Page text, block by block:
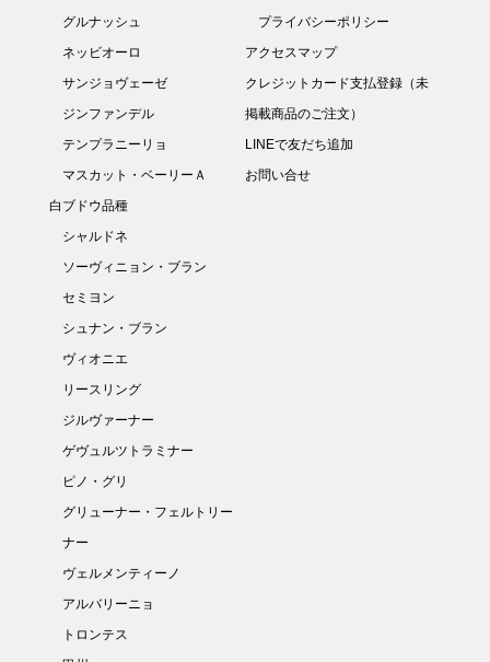
グルナッシュ
ネッビオーロ
サンジョヴェーゼ
ジンファンデル
テンプラニーリョ
マスカット・ベーリーＡ
白ブドウ品種
シャルドネ
ソーヴィニョン・ブラン
セミヨン
シュナン・ブラン
ヴィオニエ
リースリング
ジルヴァーナー
ゲヴュルツトラミナー
ピノ・グリ
グリューナー・フェルトリー
ナー
ヴェルメンティーノ
アルバリーニョ
トロンテス
プライバシーポリシー
アクセスマップ
クレジットカード支払登録（未
掲載商品のご注文）
LINEで友だち追加
お問い合せ